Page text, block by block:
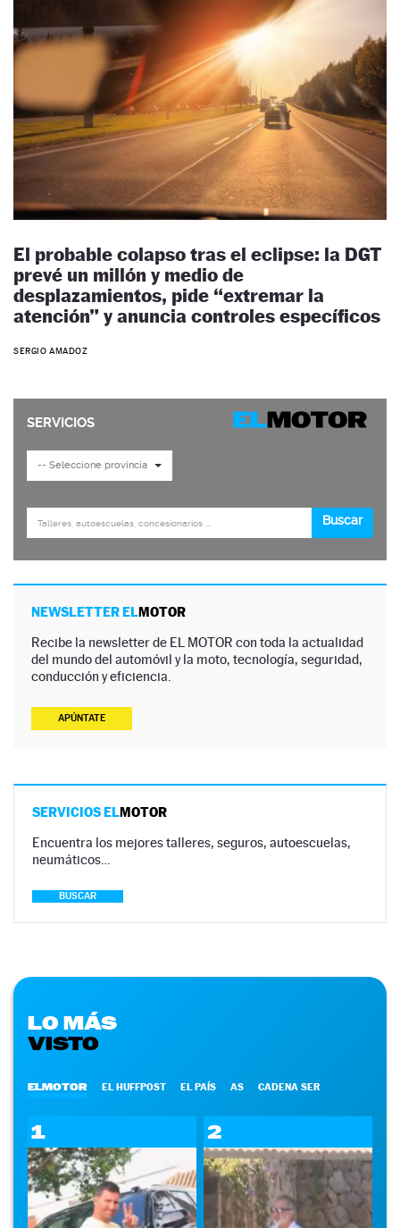
El probable colapso tras el eclipse: la DGT
prevé un millón y medio de
desplazamientos, pide “extremar la
atención” y anuncia controles específicos
SERGIO AMADOZ
NEWSLETTER ELMOTOR
Recibe la newsletter de EL MOTOR con toda la actualidad
del mundo del automóvil y la moto, tecnología, seguridad,
conducción y eficiencia.
APÚNTATE
SERVICIOS ELMOTOR
Encuentra los mejores talleres, seguros, autoescuelas,
neumáticos…
BUSCAR
LO MÁS
VISTO
ELMOTOR EL HUFFPOST EL PAÍS AS CADENA SER
1 2